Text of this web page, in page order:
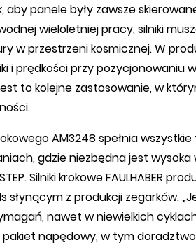
aby panele były zawsze
wieloletniej pracy, silniki
w przestrzeni kosmicznej. W
i prędkości przy pozycjonowaniu
to kolejne zastosowanie, w
AM3248 spełnia
gdzie niezbędna jest wysoka
Silniki krokowe FAULHABER
słynącym z produkcji zegarków.
nawet w niewielkich
napędowy, w tym